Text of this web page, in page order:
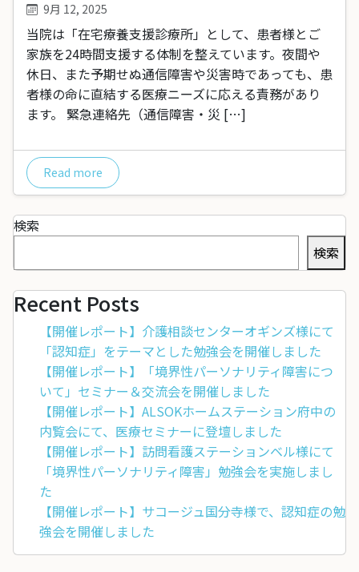
9月 12, 2025
当院は「在宅療養支援診療所」として、患者様とご
家族を24時間支援する体制を整えています。夜間や
休日、また予期せぬ通信障害や災害時であっても、患
者様の命に直結する医療ニーズに応える責務があり
ます。 緊急連絡先（通信障害・災 […]
Read more
検索
検索
Recent Posts
【開催レポート】介護相談センターオギンズ様にて
「認知症」をテーマとした勉強会を開催しました
【開催レポート】「境界性パーソナリティ障害につ
いて」セミナー＆交流会を開催しました
【開催レポート】ALSOKホームステーション府中の
内覧会にて、医療セミナーに登壇しました
【開催レポート】訪問看護ステーションベル様にて
「境界性パーソナリティ障害」勉強会を実施しまし
た
【開催レポート】サコージュ国分寺様で、認知症の勉
強会を開催しました